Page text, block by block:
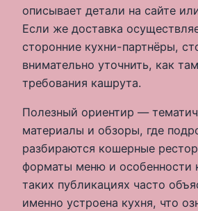
описывает детали на сайте
Если же доставка
сторонние кухни-партнёры,
внимательно уточнить, как
требования кашрута.
Полезный ориентир —
материалы и обзоры, где
разбираются кошерные
форматы меню и особенности
таких публикациях часто
именно устроена кухня, что